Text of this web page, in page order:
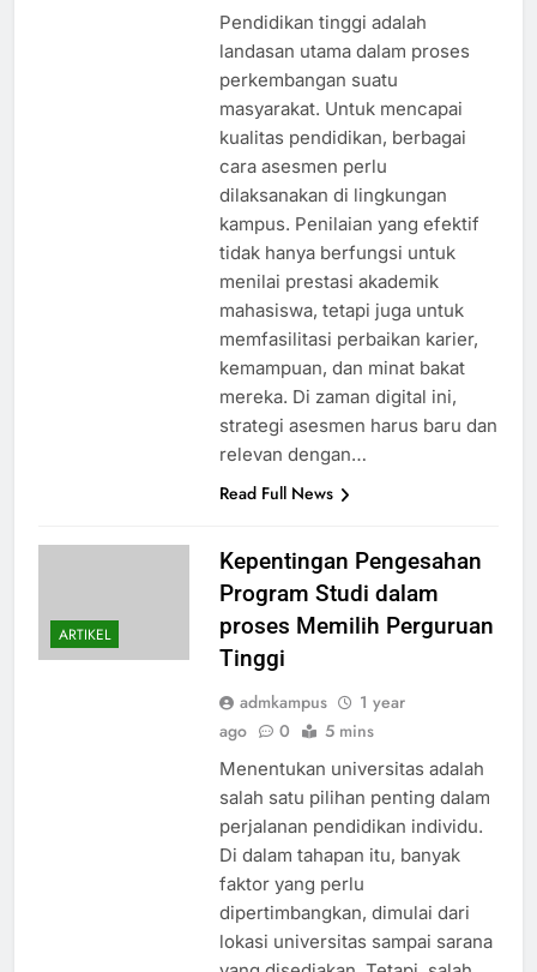
Pendidikan tinggi adalah
landasan utama dalam proses
perkembangan suatu
masyarakat. Untuk mencapai
kualitas pendidikan, berbagai
cara asesmen perlu
dilaksanakan di lingkungan
kampus. Penilaian yang efektif
tidak hanya berfungsi untuk
menilai prestasi akademik
mahasiswa, tetapi juga untuk
memfasilitasi perbaikan karier,
kemampuan, dan minat bakat
mereka. Di zaman digital ini,
strategi asesmen harus baru dan
relevan dengan…
Read Full News
ARTIKEL
Kepentingan Pengesahan
Program Studi dalam
proses Memilih Perguruan
Tinggi
admkampus
1 year
ago
0 5 mins
Menentukan universitas adalah
salah satu pilihan penting dalam
perjalanan pendidikan individu.
Di dalam tahapan itu, banyak
faktor yang perlu
dipertimbangkan, dimulai dari
lokasi universitas sampai sarana